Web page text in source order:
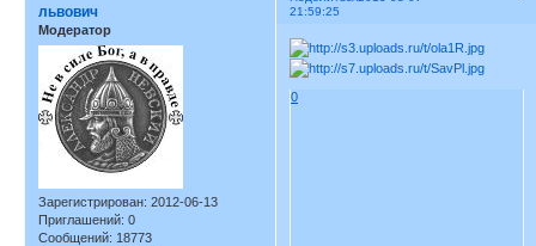
21:59:25
львович
Модератор
Зарегистрирован: 2012-06-13
Приглашений: 0
Сообщений: 18773
0